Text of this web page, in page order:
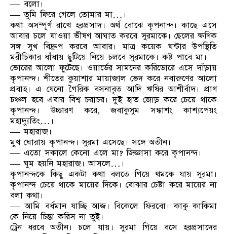
— বলো।
— তুমি ফিরে গেলে তোমার মা…।
কথা অসম্পূর্ণ রাখে হরপ্রসাদ। অর্থ বোঝে কৃপনান্দ। কাছে এসে
আবার চলে যাওয়া ভীষণ আঘাত করবে সুরমাকে। ছেলের ক্ষণিক
সঙ্গ সুখ বিদ্রুপ করবে আবার। মাত্র কয়েক ঘন্টার উপস্থিতি
মরীচিকার ধাঁধায় ছুটিয়ে নিয়ে চলবে সুরমাকে। কষ্ট পাবে মা।
ভোরের আলো ফুটেছে। ওয়ার্ডের সামনের করিডোরে এসে দাঁড়ায়
কৃপানন্দ। শীতের কুয়াশার মায়াজাল ভেদ করে নবারুণের আলো
প্রবাহ। এ যেনো গৈরিক বসনাবৃত আদি ঋষির আশীর্বাদ। প্রাণ
চঞ্চল হবে এবার বিশ্ব চরাচর। দুই হাত জোড় করে চেয়ে থাকে
কৃপানন্দ। উচ্চারণ করে, জবাকুসুম সঙ্কাশং কাশ্যপেয়ং
মহাদ্যুতিং…।
— মহারাজ।
মুখ ঘোরায় কৃপানন্দ। সুরমা এসেছে। সঙ্গে অতীন।
— এতো সকালে কেনো এলে মা? জিজ্ঞাসা করে কৃপানন্দ।
— ঘুম হয়নি মহারাজ। আসলে…।
কৃপানন্দকে কিছু একটা কথা বলতে গিয়ে থমকে যায় সুরমা।
কৃপানন্দ চেয়ে থাকে মায়ের দিকে। বোঝার চেষ্টা করে মায়ের না
বলা কথা।
— আমি বর্ধমান যাচ্ছি আজ। বিকেলে ফিরবো। কাকু কাকিমা
কে নিয়ে চিন্তা করিস না তুই।
ট্রেন ধরবে অতীন। চলে যায়। সুরমা গিয়ে বসে হরপ্রসাদের